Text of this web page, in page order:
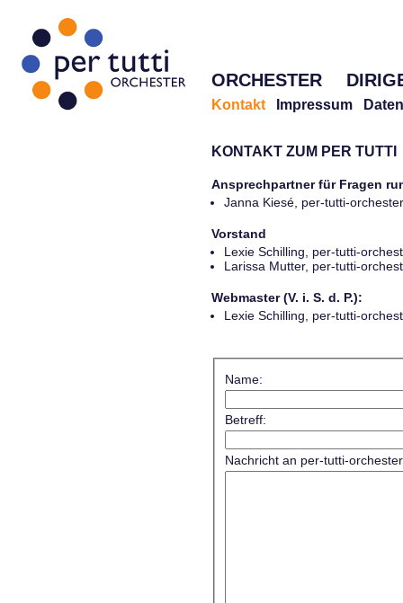
ORCHESTER
Kontakt Impressum
KONTAKT ZUM PER TUTTI
Ansprechpartner für Fragen
Janna Kiesé, per-tutti-
Vorstand
Lexie Schilling, per-tutti-
Larissa Mutter, per-tutti-
Webmaster (V. i. S. d. P.):
Lexie Schilling, per-tutti-
Name:
Betreff:
Nachricht an per-tutti-